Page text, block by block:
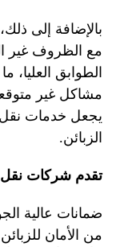
بالإضافة إلى
مع الظروف غير
الطوابق العليا،
مشاكل غير
يجعل خدمات نقل
الزبائن.
تقدم شركات
ضمانات عالية
من الأمان